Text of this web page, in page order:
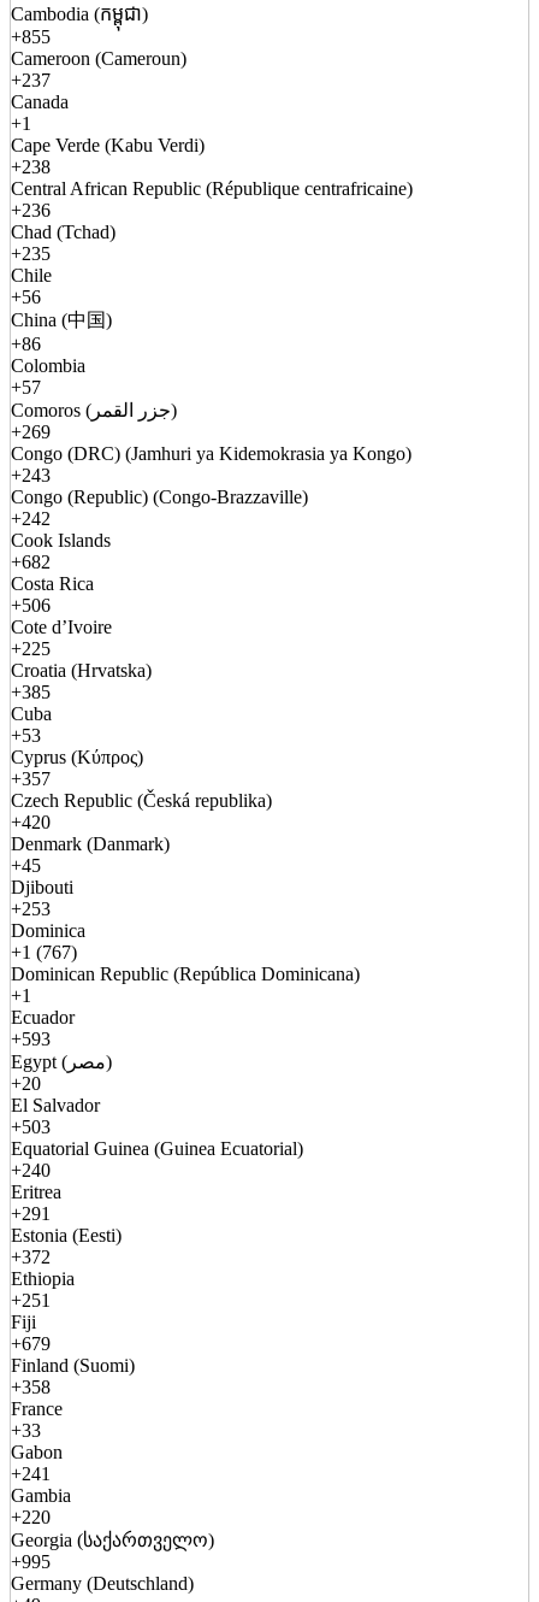
Cambodia (កម្ពុជា)
+855
Cameroon (Cameroun)
+237
Canada
+1
Cape Verde (Kabu Verdi)
+238
Central African Republic (République centrafricaine)
+236
Chad (Tchad)
+235
Chile
+56
China (中国)
+86
Colombia
+57
Comoros (جزر القمر)
+269
Congo (DRC) (Jamhuri ya Kidemokrasia ya Kongo)
+243
Congo (Republic) (Congo-Brazzaville)
+242
Cook Islands
+682
Costa Rica
+506
Cote d’Ivoire
+225
Croatia (Hrvatska)
+385
Cuba
+53
Cyprus (Κύπρος)
+357
Czech Republic (Česká republika)
+420
Denmark (Danmark)
+45
Djibouti
+253
Dominica
+1 (767)
Dominican Republic (República Dominicana)
+1
Ecuador
+593
Egypt (مصر)
+20
El Salvador
+503
Equatorial Guinea (Guinea Ecuatorial)
+240
Eritrea
+291
Estonia (Eesti)
+372
Ethiopia
+251
Fiji
+679
Finland (Suomi)
+358
France
+33
Gabon
+241
Gambia
+220
Georgia (საქართველო)
+995
Germany (Deutschland)